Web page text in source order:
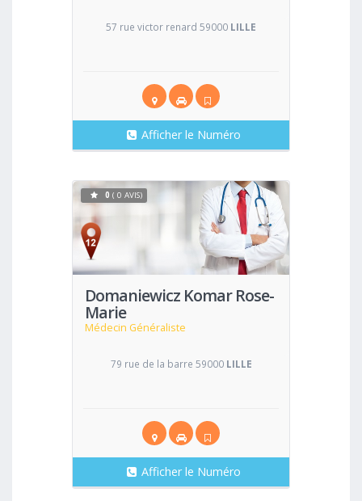
57 rue victor renard 59000 LILLE
Afficher le Numéro
Domaniewicz Komar Rose-
Marie
Médecin Généraliste
Voir
0 ( 0 AVIS)
79 rue de la barre 59000 LILLE
Afficher le Numéro